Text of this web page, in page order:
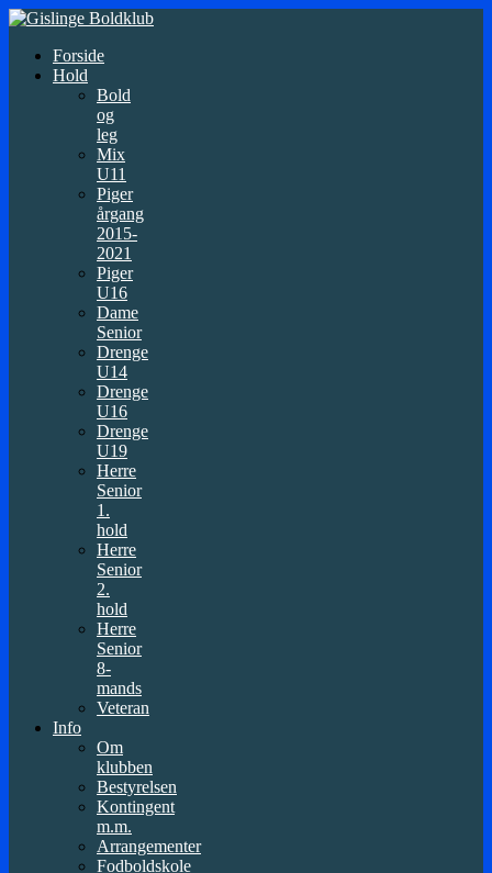
Forside
Hold
Bold
og
leg
Mix
U11
Piger
årgang
2015-
2021
Piger
U16
Dame
Senior
Drenge
U14
Drenge
U16
Drenge
U19
Herre
Senior
1.
hold
Herre
Senior
2.
hold
Herre
Senior
8-
mands
Veteran
Info
Om
klubben
Bestyrelsen
Kontingent
m.m.
Arrangementer
Fodboldskole